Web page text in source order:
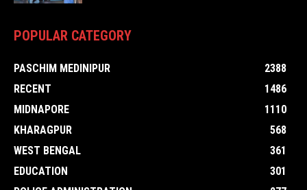
POPULAR CATEGORY
PASCHIM MEDINIPUR
2388
RECENT
1486
MIDNAPORE
1110
KHARAGPUR
568
WEST BENGAL
361
EDUCATION
301